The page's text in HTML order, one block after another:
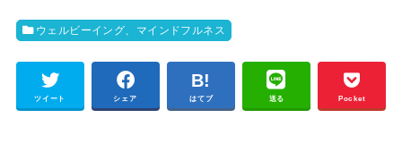
ウェルビーイング、マインドフルネス
ツイート シェア はてブ 送る Pocket